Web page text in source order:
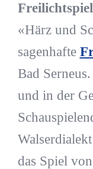
«Härz und
sagenhafte
Bad
und in der
das Spiel